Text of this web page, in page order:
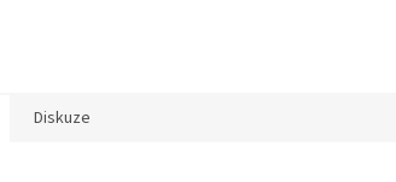
Diskuze